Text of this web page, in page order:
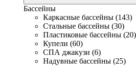
Бассейны
Каркасные бассейны (143)
Стальные бассейны (30)
Пластиковые бассейны (20)
Купели (60)
СПА джакузи (6)
Надувные бассейны (25)